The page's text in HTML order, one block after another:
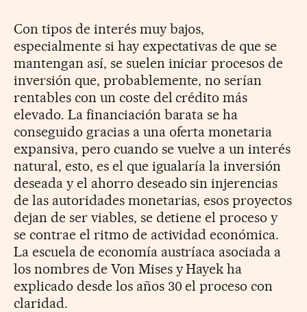
Con tipos de interés muy bajos,
especialmente si hay expectativas de que se
mantengan así, se suelen iniciar procesos de
inversión que, probablemente, no serían
rentables con un coste del crédito más
elevado. La financiación barata se ha
conseguido gracias a una oferta monetaria
expansiva, pero cuando se vuelve a un interés
natural, esto, es el que igualaría la inversión
deseada y el ahorro deseado sin injerencias
de las autoridades monetarias, esos proyectos
dejan de ser viables, se detiene el proceso y
se contrae el ritmo de actividad económica.
La escuela de economía austríaca asociada a
los nombres de Von Mises y Hayek ha
explicado desde los años 30 el proceso con
claridad.